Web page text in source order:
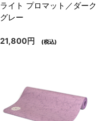
ライト プロマット／ダーク
グレー
21,800円 (税込)